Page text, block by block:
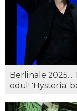
Berlinale
ödül! 'Hysteria'